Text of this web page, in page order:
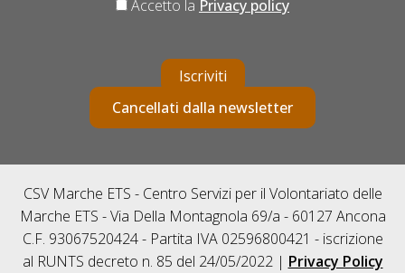
Accetto la Privacy policy
Iscriviti
Cancellati dalla newsletter
CSV Marche ETS - Centro Servizi per il Volontariato delle
Marche ETS - Via Della Montagnola 69/a - 60127 Ancona
C.F. 93067520424 - Partita IVA 02596800421 - iscrizione
al RUNTS decreto n. 85 del 24/05/2022 | Privacy Policy